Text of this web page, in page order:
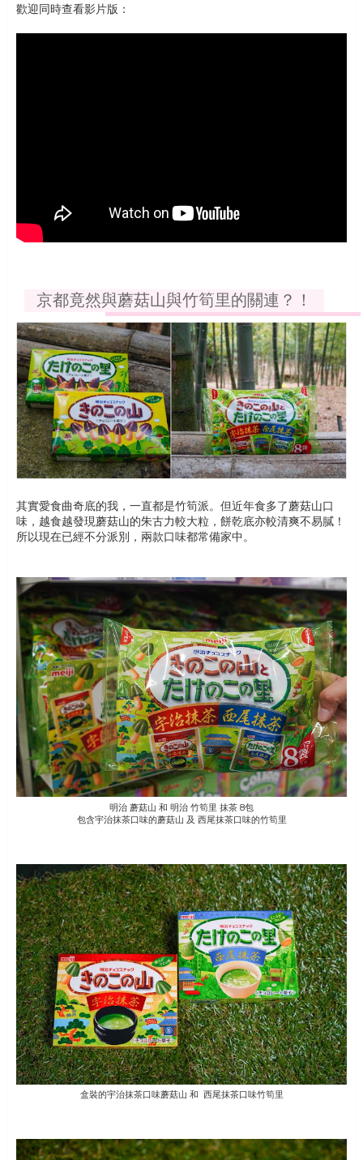
歡迎同時查看影片版：
京都竟然與蘑菇山與竹筍里的關連？！
其實愛食曲奇底的我，一直都是竹筍派。但近年食多了蘑菇山口
味，越食越發現蘑菇山的朱古力較大粒，餅乾底亦較清爽不易膩！
所以現在已經不分派別，兩款口味都常備家中。
明治 蘑菇山 和 明治 竹筍里 抹茶 8包
包含宇治抹茶口味的蘑菇山 及 西尾抹茶口味的竹筍里
盒裝的宇治抹茶口味蘑菇山 和 西尾抹茶口味竹筍里